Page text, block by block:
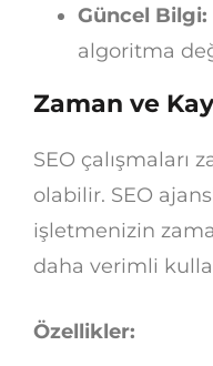
Güncel Bilgi:
algoritma
Zaman ve
SEO çalışmaları
olabilir. SEO
işletmenizin
daha verimli
Özellikler: